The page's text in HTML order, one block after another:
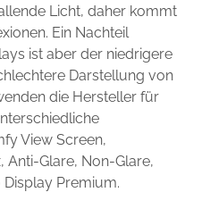
Licht, daher kommt
Ein Nachteil
ist aber der niedrigere
Darstellung von
die Hersteller für
View Screen,
Anti-Glare, Non-Glare,
Premium.